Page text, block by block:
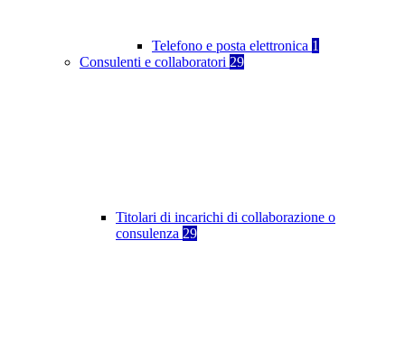
Telefono e posta elettronica 1
Consulenti e collaboratori 29
Titolari di incarichi di collaborazione o
consulenza 29